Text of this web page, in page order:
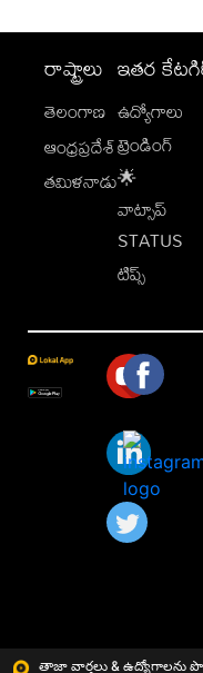
తాజా వార్తలు & ఉద్యోగాలను
రాష్ట్రాలు
తెలంగాణ
ఆంధ్రప్రదేశ్
తమిళనాడు
ఇతర
ఉద్యోగాలు
ట్రెండింగ్
🌟
వాట్సాప్
STATUS
టిప్స్